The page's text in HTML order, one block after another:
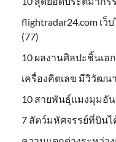
flightradar24.com เ
(77)
10 ผลงานศิลปะชิ้นเอ
เครื่องคิดเลข มีวิวัฒน
10 สายพันธุ์แมงมุมอั
7 สัตว์มหัศจรรย์ที่บินไ